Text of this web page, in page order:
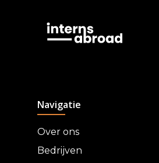
Navigatie
Over ons
Bedrijven